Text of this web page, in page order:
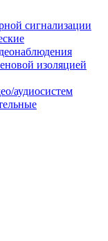
сигнализации
изоляцией
аудиосистем